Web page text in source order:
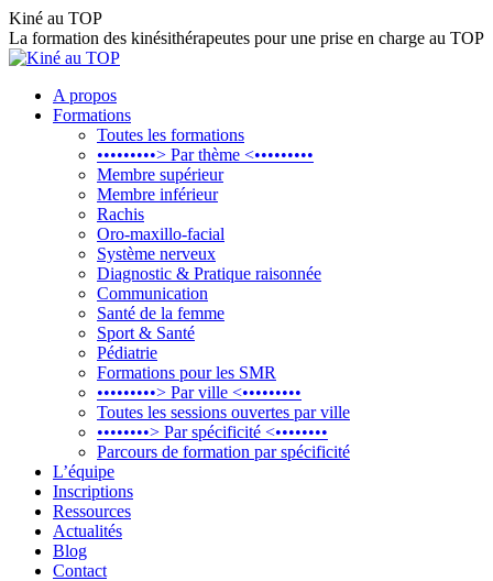
Aller
au
contenu
Kiné au TOP
La formation des kinésithérapeutes pour une prise en charge au TOP
A propos
Formations
Toutes les formations
•••••••••> Par thème <•••••••••
Membre supérieur
Membre inférieur
Rachis
Oro-maxillo-facial
Système nerveux
Diagnostic & Pratique raisonnée
Communication
Santé de la femme
Sport & Santé
Pédiatrie
Formations pour les SMR
•••••••••> Par ville <•••••••••
Toutes les sessions ouvertes par ville
••••••••> Par spécificité <••••••••
Parcours de formation par spécificité
L’équipe
Inscriptions
Ressources
Actualités
Blog
Contact